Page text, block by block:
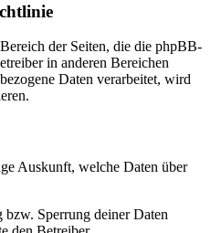
der Seiten, die die phpBB-
in anderen Bereichen
Daten verarbeitet, wird
Auskunft, welche Daten über
Sperrung deiner Daten